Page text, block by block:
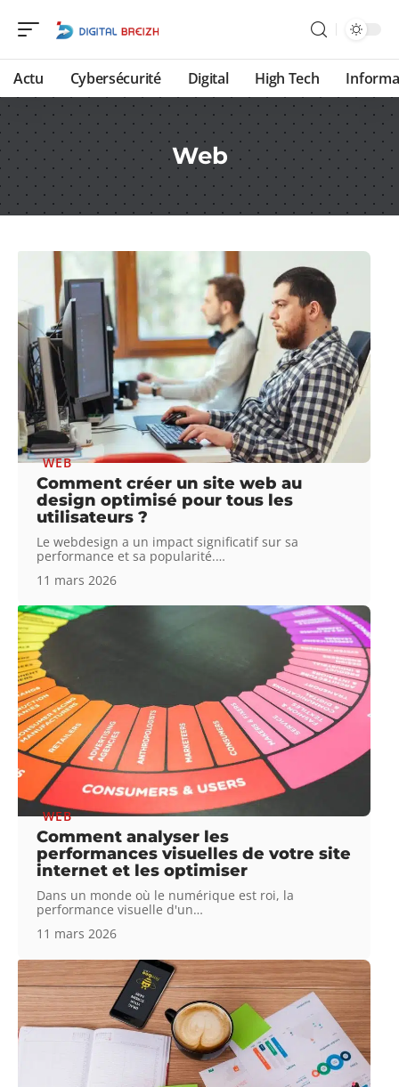
Actu Cybersécurité Digital High Tech
Web
WEB
Comment créer un site web au
design optimisé pour tous les
utilisateurs ?
Le webdesign a un impact significatif sur sa
performance et sa popularité.…
11 mars 2026
WEB
Comment analyser les
performances visuelles de votre site
internet et les optimiser
Dans un monde où le numérique est roi, la
performance visuelle d'un…
11 mars 2026